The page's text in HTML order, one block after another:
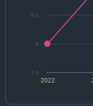
2022
7.5
8
8.5